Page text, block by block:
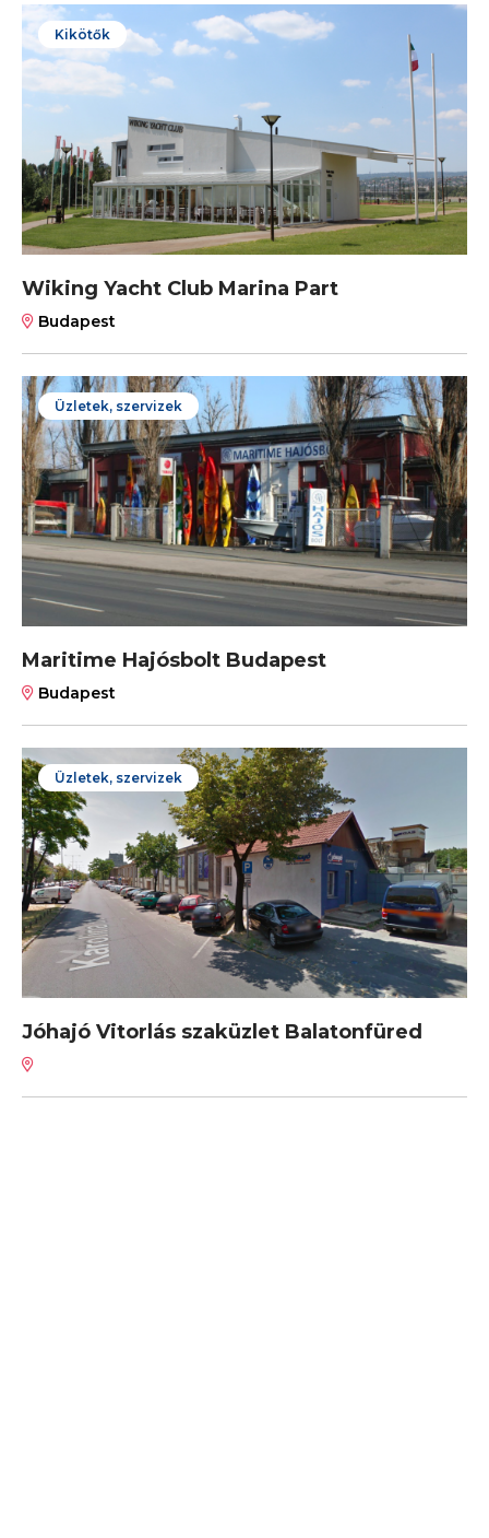
Kikötők
Wiking Yacht Club Marina Part
Budapest
Üzletek, szervizek
Maritime Hajósbolt Budapest
Budapest
Üzletek, szervizek
Jóhajó Vitorlás szaküzlet Balatonfüred